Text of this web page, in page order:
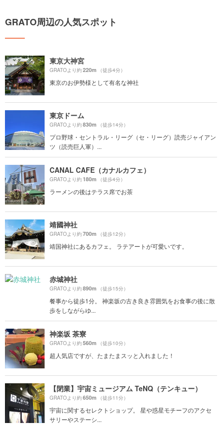
GRATO周辺の人気スポット
東京大神宮
GRATOより約220m （徒歩4分）
東京のお伊勢様として有名な神社
東京ドーム
GRATOより約830m （徒歩14分）
プロ野球・セントラル・リーグ（セ・リーグ）読売ジャイアン
ツ（読売巨人軍）...
CANAL CAFE（カナルカフェ）
GRATOより約180m （徒歩4分）
ラーメンの後はテラス席でお茶
靖國神社
GRATOより約700m （徒歩12分）
靖国神社にあるカフェ。 ラテアートが可愛いです。
赤城神社
GRATOより約890m （徒歩15分）
餐事から徒歩1分。 神楽坂の古き良き雰囲気をお食事の後に散
歩をしながらゆ...
神楽坂 茶寮
GRATOより約560m （徒歩10分）
超人気店ですが、たまたまスッと入れました！
【閉業】宇宙ミュージアム TeNQ（テンキュー）
GRATOより約650m （徒歩11分）
宇宙に関するセレクトショップ。 星や惑星モチーフのアクセ
サリーやステーシ...